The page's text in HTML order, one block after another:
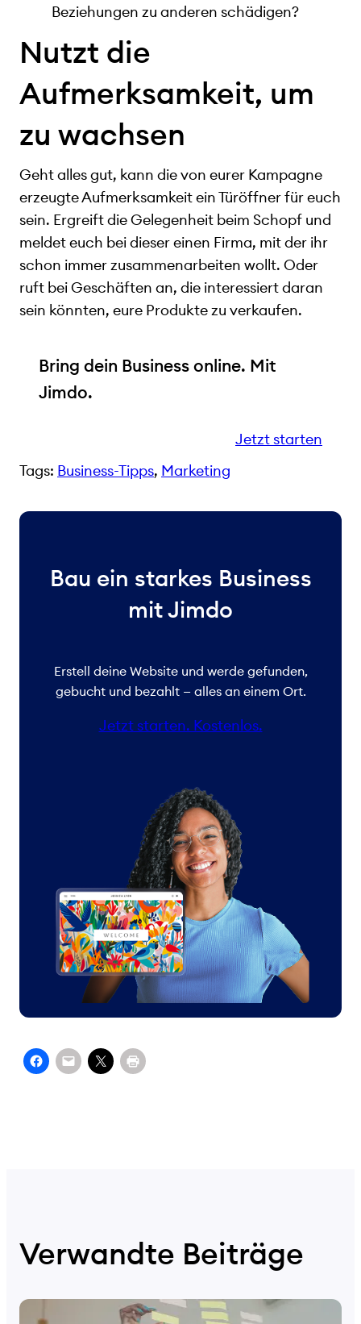
Beziehungen zu anderen schädigen?
Nutzt die
Aufmerksamkeit, um
zu wachsen
Geht alles gut, kann die von eurer Kampagne
erzeugte Aufmerksamkeit ein Türöffner für euch
sein. Ergreift die Gelegenheit beim Schopf und
meldet euch bei dieser einen Firma, mit der ihr
schon immer zusammenarbeiten wollt. Oder
ruft bei Geschäften an, die interessiert daran
sein könnten, eure Produkte zu verkaufen.
Bring dein Business online. Mit
Jimdo.
Jetzt starten
Tags: Business-Tipps, Marketing
Bau ein starkes Business
mit Jimdo
Erstell deine Website und werde gefunden,
gebucht und bezahlt — alles an einem Ort.
Jetzt starten. Kostenlos.
Verwandte Beiträge